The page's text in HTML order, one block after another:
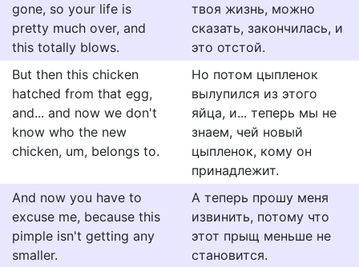
gone, so your life is
pretty much over, and
this totally blows.
твоя жизнь, можно
сказать, закончилась, и
это отстой.
But then this chicken
hatched from that egg,
and... and now we don't
know who the new
chicken, um, belongs to.
Но потом цыпленок
вылупился из этого
яйца, и... теперь мы не
знаем, чей новый
цыпленок, кому он
принадлежит.
And now you have to
excuse me, because this
pimple isn't getting any
smaller.
А теперь прошу меня
извинить, потому что
этот прыщ меньше не
становится.